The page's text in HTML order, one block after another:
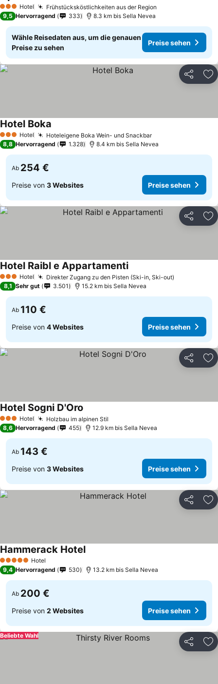
3 SterneHotel Frühstücksköstlichkeiten aus der Region
9,5 Hervorragend 333 8.3 km bis Sella Nevea
Wähle Reisedaten aus, um die genauen
Preise zu sehen
Preise sehen
Teilen
3 SterneHotel Hoteleigene Boka Wein- und Snackbar
Hotel Boka
8,8 Hervorragend 1.328 8.4 km bis Sella Nevea
Ab 254 €
Preise von 3 Websites Preise sehen
Teilen
3 SterneHotel Direkter Zugang zu den Pisten (Ski-in, Ski-out)
Hotel Raibl e Appartamenti
8,1 Sehr gut 3.501 15.2 km bis Sella Nevea
Ab 110 €
Preise von 4 Websites Preise sehen
Teilen
3 SterneHotel Holzbau im alpinen Stil
Hotel Sogni D'Oro
8,6 Hervorragend 455 12.9 km bis Sella Nevea
Ab 143 €
Preise von 3 Websites Preise sehen
Teilen
5 Sterne Hotel
Hammerack Hotel
9,4 Hervorragend 530 13.2 km bis Sella Nevea
Ab 200 €
Preise von 2 Websites Preise sehen
Teilen
Beliebte Wahl